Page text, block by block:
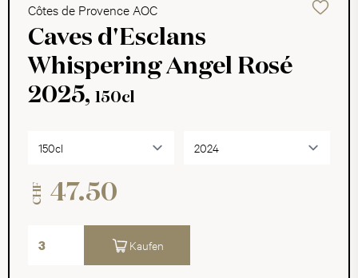
Côtes de Provence AOC
Caves d'Esclans
Whispering Angel Rosé
2025, 150cl
CHF 47.50
Kaufen